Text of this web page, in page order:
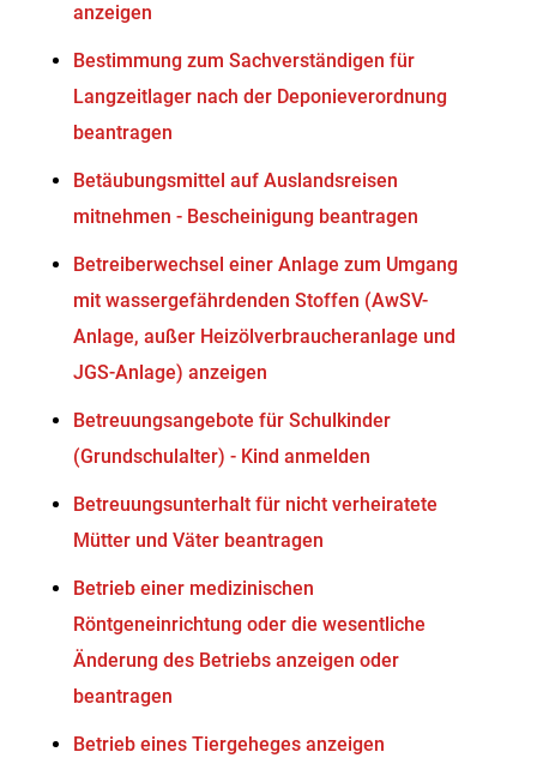
anzeigen
Bestimmung zum Sachverständigen für
Langzeitlager nach der Deponieverordnung
beantragen
Betäubungsmittel auf Auslandsreisen
mitnehmen - Bescheinigung beantragen
Betreiberwechsel einer Anlage zum Umgang
mit wassergefährdenden Stoffen (AwSV-
Anlage, außer Heizölverbraucheranlage und
JGS-Anlage) anzeigen
Betreuungsangebote für Schulkinder
(Grundschulalter) - Kind anmelden
Betreuungsunterhalt für nicht verheiratete
Mütter und Väter beantragen
Betrieb einer medizinischen
Röntgeneinrichtung oder die wesentliche
Änderung des Betriebs anzeigen oder
beantragen
Betrieb eines Tiergeheges anzeigen